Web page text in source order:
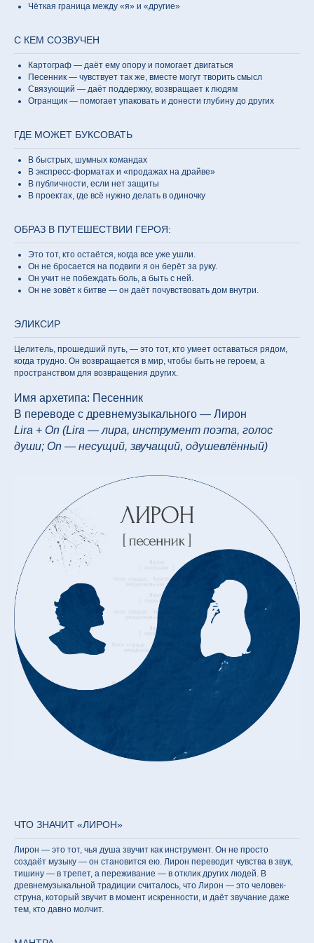
Чёткая граница между «я» и «другие»
С КЕМ СОЗВУЧЕН
Картограф — даёт ему опору и помогает двигаться
Песенник — чувствует так же, вместе могут творить смысл
Связующий — даёт поддержку, возвращает к людям
Огранщик — помогает упаковать и донести глубину до других
ГДЕ МОЖЕТ БУКСОВАТЬ
В быстрых, шумных командах
В экспресс-форматах и «продажах на драйве»
В публичности, если нет защиты
В проектах, где всё нужно делать в одиночку
ОБРАЗ В ПУТЕШЕСТВИИ ГЕРОЯ:
Это тот, кто остаётся, когда все уже ушли.
Он не бросается на подвиги я он берёт за руку.
Он учит не побеждать боль, а быть с ней.
Он не зовёт к битве — он даёт почувствовать дом внутри.
ЭЛИКСИР
Целитель, прошедший путь, — это тот, кто умеет оставаться рядом,
когда трудно. Он возвращается в мир, чтобы быть не героем, а
пространством для возвращения других.
Имя архетипа: Песенник
В переводе с древнемузыкального — Лирон
Lira + On (Lira — лира, инструмент поэта, голос
души; On — несущий, звучащий, одушевлённый)
ЧТО ЗНАЧИТ «ЛИРОН»
Лирон — это тот, чья душа звучит как инструмент. Он не просто
создаёт музыку — он становится ею. Лирон переводит чувства в звук,
тишину — в трепет, а переживание — в отклик других людей. В
древнемузыкальной традиции считалось, что Лирон — это человек-
струна, который звучит в момент искренности, и даёт звучание даже
тем, кто давно молчит.